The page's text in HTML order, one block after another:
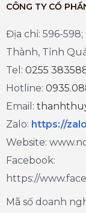
CÔNG TY CỔ
Địa chỉ: 596-
Thành, Tỉnh
Tel: 0255
Hotline:
Email:
Zalo: https://
Website:
Facebook:
https://
Mã số doanh